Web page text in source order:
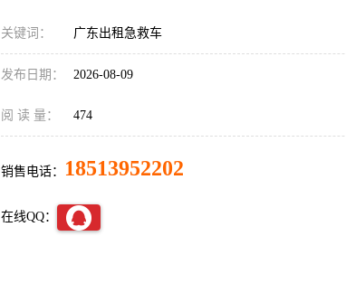
关键词： 广东出租急救车
发布日期： 2026-08-09
阅 读 量： 474
销售电话： 18513952202
在线QQ：